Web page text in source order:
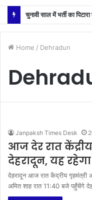
Home / Dehradun
Janpaksh Times Desk
आज देर रात
देहरादून, यह
देहरादून आज रात केंद्रीय गृहमंत्री
अमित शाह रात 11:40 बजे पहुँचेंगे